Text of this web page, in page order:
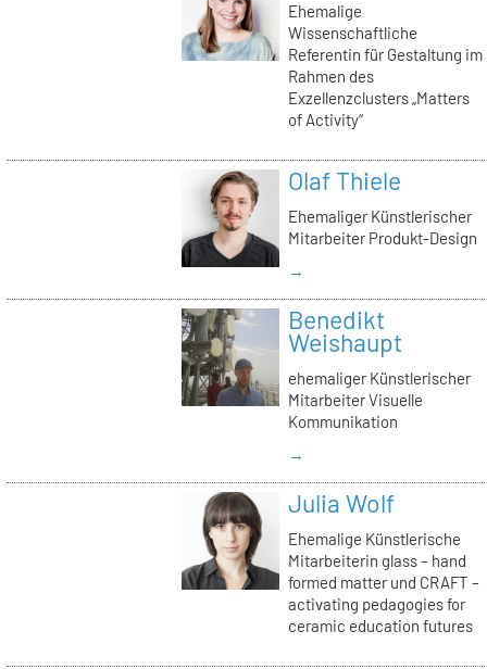
Ehemalige
Wissenschaftliche
Referentin für Gestaltung im
Rahmen des
Exzellenzclusters „Matters
of Activity“
Olaf Thiele
Ehemaliger Künstlerischer
Mitarbeiter Produkt-Design
→
Benedikt
Weishaupt
ehemaliger Künstlerischer
Mitarbeiter Visuelle
Kommunikation
→
Julia Wolf
Ehemalige Künstlerische
Mitarbeiterin glass – hand
formed matter und CRAFT –
activating pedagogies for
ceramic education futures